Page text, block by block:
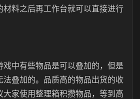
材料之后再工作台就可以直接进行
戏中有些物品是可以叠加的，但是
法叠加的。品质高的物品出货的收
大家使用整理箱积攒物品，等到高